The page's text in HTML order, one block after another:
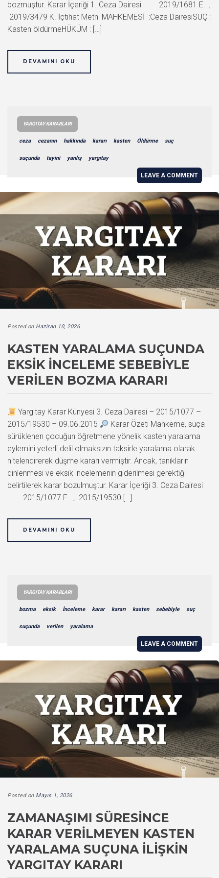
bozmuştur. Karar İçeriği 1. Ceza Dairesi 2019/1681 E. ,
2019/3479 K. İçtihat Metni MAHKEMESİ :Ceza DairesiSUÇ :
Kasten öldürmeHÜKÜM : […]
DEVAMINI OKU
YARGITAY KARARLARI
ceza cezanın hakkında kararı kasten Öldürme suç
suçunda tayini yanlış yargıtay
LEAVE A COMMENT
Posted on Haziran 10, 2026
KASTEN YARALAMA SUÇUNDA
EKSIK İNCELEME SEBEBIYLE
VERILEN BOZMA KARARI
Yargıtay Karar Künyesi 3. Ceza Dairesi – 2015/1077 –
2015/19530 – 09.06.2015
Karar Özeti Mahkeme, suça
sürüklenen çocuğun öğretmene yönelik kasten yaralama
eylemini yeterli delil olmaksızın taksirle yaralama olarak
nitelendirerek düşme kararı vermiştir. Ancak, tanıkların
dinlenmesi ve eksik incelemenin giderilmesi gerektiği
belirtilerek karar bozulmuştur. Karar İçeriği 3. Ceza Dairesi
2015/1077 E. , 2015/19530 […]
DEVAMINI OKU
YARGITAY KARARLARI
bozma eksik İnceleme karar kararı kasten sebebiyle suç
suçunda verilen yaralama
LEAVE A COMMENT
Posted on Mayıs 1, 2026
ZAMANAŞIMI SÜRESINCE
KARAR VERILMEYEN KASTEN
YARALAMA SUÇUNA İLIŞKIN
YARGITAY KARARI